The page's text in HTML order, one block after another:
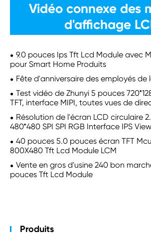
Vidéo connexe des
d'affichage
9.0 pouces Ips Tft Lcd Module avec
pour Smart Home Produits
Fête d'anniversaire des employés de
Test vidéo de Zhunyi 5 pouces
TFT, interface MIPI, toutes vues de
Résolution de l'écran LCD circulaire
480*480 SPI SPI RGB Interface IPS View
40 pouces 5.0 pouces écran TFT
800X480 Tft Lcd Module LCM
Vente en gros d'usine 240 bon
pouces Tft Lcd Module
Produits